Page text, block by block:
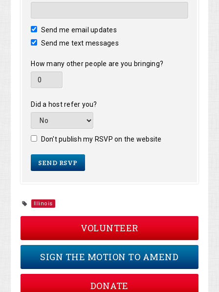
Send me email updates
Send me text messages
How many other people are you bringing?
Did a host refer you?
Don't publish my RSVP on the website
Illinois
VOLUNTEER
SIGN THE MOTION TO AMEND
DONATE